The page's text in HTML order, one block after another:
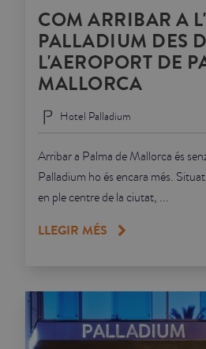
COM ARRIBAR A
PALLADIUM DES
L'AEROPORT DE
MALLORCA
Hotel Palladium
Arribar a Palma de Mallorca és
Palladium ho és encara més.
en ple centre de la ciutat, ...
LLEGIR MÉS